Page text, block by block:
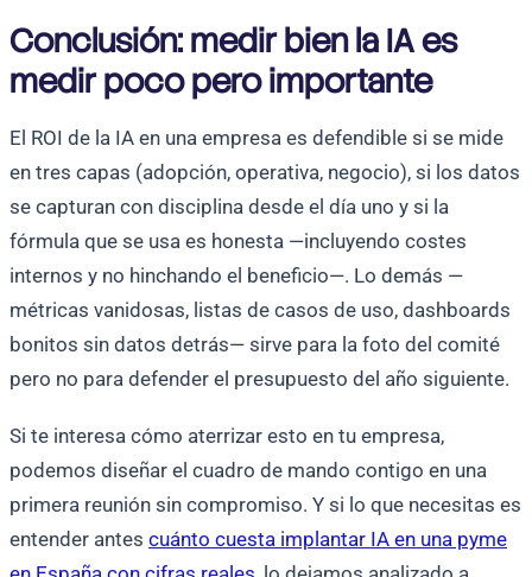
Conclusión: medir bien la IA es
medir poco pero importante
El ROI de la IA en una empresa es defendible si se mide
en tres capas (adopción, operativa, negocio), si los datos
se capturan con disciplina desde el día uno y si la
fórmula que se usa es honesta —incluyendo costes
internos y no hinchando el beneficio—. Lo demás —
métricas vanidosas, listas de casos de uso, dashboards
bonitos sin datos detrás— sirve para la foto del comité
pero no para defender el presupuesto del año siguiente.
Si te interesa cómo aterrizar esto en tu empresa,
podemos diseñar el cuadro de mando contigo en una
primera reunión sin compromiso. Y si lo que necesitas es
entender antes cuánto cuesta implantar IA en una pyme